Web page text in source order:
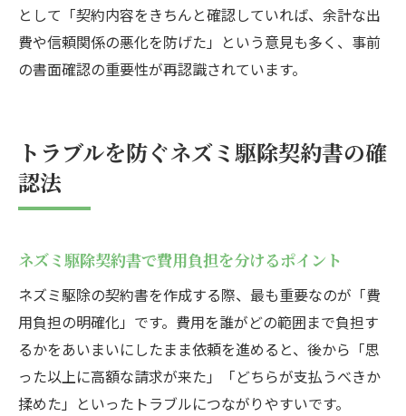
として「契約内容をきちんと確認していれば、余計な出
費や信頼関係の悪化を防げた」という意見も多く、事前
の書面確認の重要性が再認識されています。
トラブルを防ぐネズミ駆除契約書の確
認法
ネズミ駆除契約書で費用負担を分けるポイント
ネズミ駆除の契約書を作成する際、最も重要なのが「費
用負担の明確化」です。費用を誰がどの範囲まで負担す
るかをあいまいにしたまま依頼を進めると、後から「思
った以上に高額な請求が来た」「どちらが支払うべきか
揉めた」といったトラブルにつながりやすいです。